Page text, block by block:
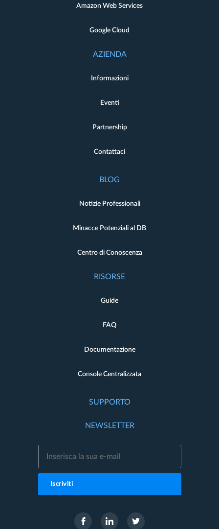
Amazon Web Services
Google Cloud
AZIENDA
Informazioni
Eventi
Partnership
Contattaci
BLOG
Notizie Professionali
Minacce Potenziali al DB
Centro di Conoscenza
RISORSE
Guide
FAQ
Documentazione
Console Centralizzata
SUPPORTO
NEWSLETTER
Iscriviti